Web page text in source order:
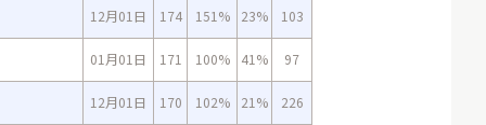
12月01日 174 151% 23% 103
01月01日 171 100% 41% 97
12月01日 170 102% 21% 226